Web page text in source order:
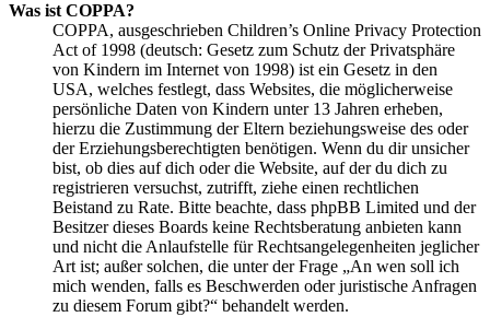
Was ist COPPA?
COPPA, ausgeschrieben Children’s Online Privacy Protection
Act of 1998 (deutsch: Gesetz zum Schutz der Privatsphäre
von Kindern im Internet von 1998) ist ein Gesetz in den
USA, welches festlegt, dass Websites, die möglicherweise
persönliche Daten von Kindern unter 13 Jahren erheben,
hierzu die Zustimmung der Eltern beziehungsweise des oder
der Erziehungsberechtigten benötigen. Wenn du dir unsicher
bist, ob dies auf dich oder die Website, auf der du dich zu
registrieren versuchst, zutrifft, ziehe einen rechtlichen
Beistand zu Rate. Bitte beachte, dass phpBB Limited und der
Besitzer dieses Boards keine Rechtsberatung anbieten kann
und nicht die Anlaufstelle für Rechtsangelegenheiten jeglicher
Art ist; außer solchen, die unter der Frage „An wen soll ich
mich wenden, falls es Beschwerden oder juristische Anfragen
zu diesem Forum gibt?“ behandelt werden.